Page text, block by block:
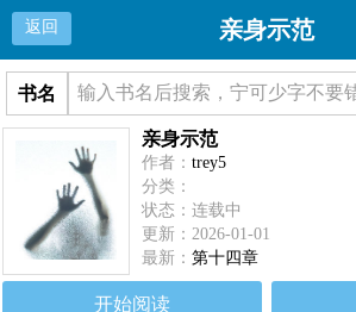
返回 亲身示范
书名
亲身示范
作者：trey5
分类：
状态：连载中
更新：2026-01-01
最新：第十四章
开始阅读